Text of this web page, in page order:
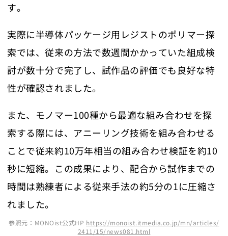
す。
実際に半導体パッケージ用レジストのポリマー探
索では、従来の方法で数週間かかっていた組成検
討が数十分で完了し、試作品の評価でも良好な特
性が確認されました。
また、モノマー100種から最適な組み合わせを探
索する際には、アニーリング技術を組み合わせる
ことで従来約10万年相当の組み合わせ検証を約10
秒に短縮。この成果により、配合から試作までの
時間は熟練者による従来手法の約5分の1に圧縮さ
れました。
参照元：MONOist公式HP https://monoist.itmedia.co.jp/mn/articles/
2411/15/news081.html